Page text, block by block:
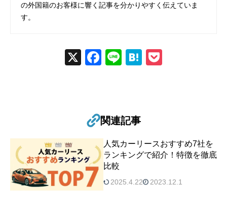
の外国籍のお客様に響く記事を分かりやすく伝えていま
す。
X
Fac
Line
Hat
関連記事
人気カーリースおすすめ7社を
ランキングで紹介！特徴を徹底
比較
2025.4.22 2023.12.1